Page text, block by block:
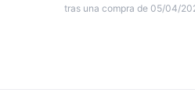
tras una compra de 05/04/